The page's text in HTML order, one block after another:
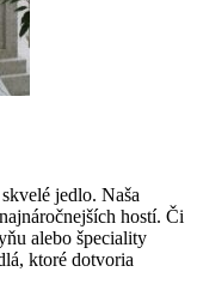
jedlo. Naša
hostí. Či
alebo špeciality
ktoré dotvoria